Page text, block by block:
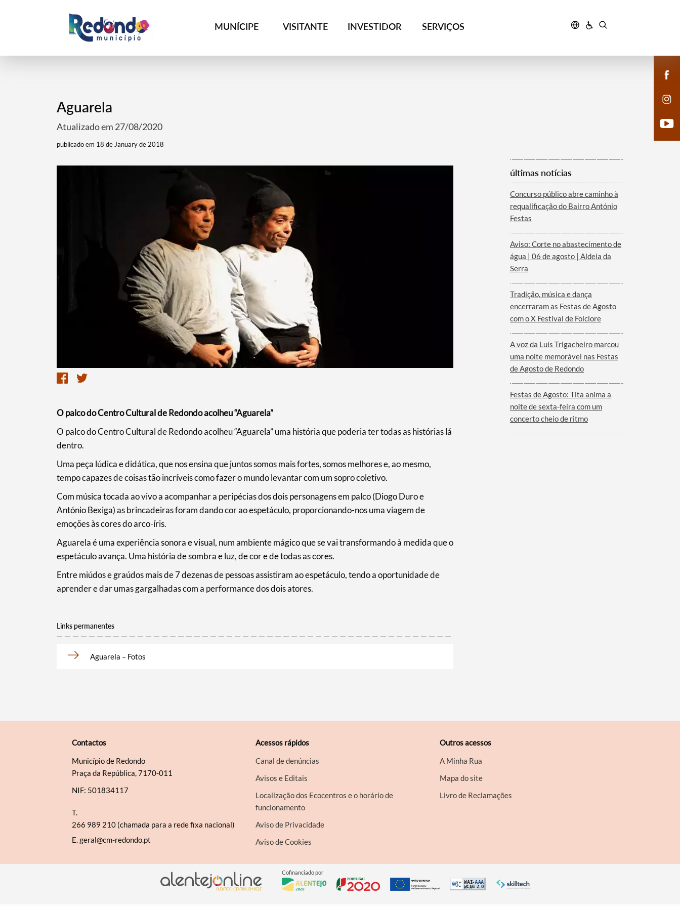
MUNÍCIPE VISITANTE INVESTIDOR SERVIÇOS
Aguarela
Atualizado em 27/08/2020
publicado em 18 de January de 2018
O palco do Centro Cultural de Redondo acolheu “Aguarela”
​O palco do Centro Cultural de Redondo acolheu “Aguarela” uma história que poderia ter todas as histórias lá
dentro.
Uma peça lúdica e didática, que nos ensina que juntos somos mais fortes, somos melhores e, ao mesmo,
tempo capazes de coisas tão incríveis como fazer o mundo levantar com um sopro coletivo.
Com música tocada ao vivo a acompanhar a peripécias dos dois personagens em palco (Diogo Duro e
António Bexiga) as brincadeiras foram dando cor ao espetáculo, proporcionando-nos uma viagem de
emoções às cores do arco-íris.
Aguarela é uma experiência sonora e visual, num ambiente mágico que se vai transformando à medida que o
espetáculo avança. Uma história de sombra e luz, de cor e de todas as cores.
Entre miúdos e graúdos mais de 7 dezenas de pessoas assistiram ao espetáculo, tendo a oportunidade de
aprender e dar umas gargalhadas com a performance dos dois atores.
Links permanentes
Aguarela – Fotos
últimas notícias
Concurso público abre caminho à
requalificação do Bairro António
Festas
Aviso: Corte no abastecimento de
água | 06 de agosto | Aldeia da
Serra
Tradição, música e dança
encerraram as Festas de Agosto
com o X Festival de Folclore
A voz da Luís Trigacheiro marcou
uma noite memorável nas Festas
de Agosto de Redondo
Festas de Agosto: Tita anima a
noite de sexta-feira com um
concerto cheio de ritmo
Contactos
Município de Redondo
Praça da República, 7170-011
NIF: 501834117
T.
266 989 210 (chamada para a rede fixa nacional)
E.geral@cm-redondo.pt
Acessos rápidos
Canal de denúncias
Avisos e Editais
Localização dos Ecocentros e o horário de
funcionamento
Aviso de Privacidade
Aviso de Cookies
Outros acessos
A Minha Rua
Mapa do site
Livro de Reclamações
Cofinanciado por